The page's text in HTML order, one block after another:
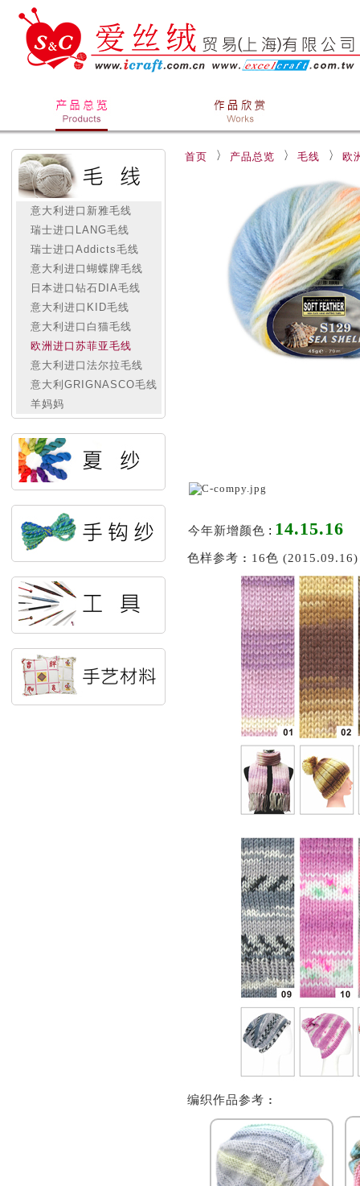
意大利进口新雅毛线
瑞士进口LANG毛线
瑞士进口Addicts毛线
意大利进口蝴蝶牌毛线
日本进口钻石DIA毛线
意大利进口KID毛线
意大利进口白猫毛线
欧洲进口苏菲亚毛线
意大利进口法尔拉毛线
意大利GRIGNASCO毛线
羊妈妈
首页 产品总览 毛线 欧
今年新增颜色 : 14.15.16
色样参考 : 16色 (2015.09.16)
编织作品参考 :